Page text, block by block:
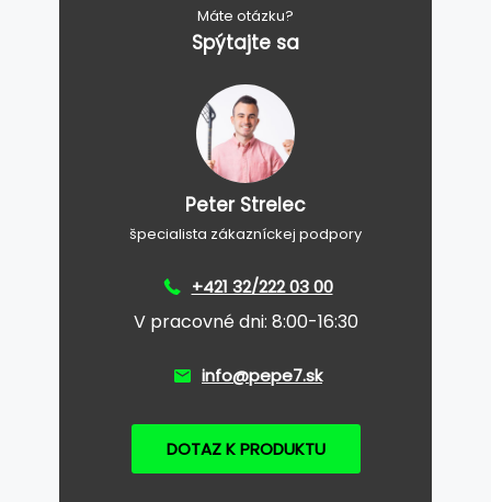
Máte otázku?
Spýtajte sa
Peter Strelec
špecialista zákazníckej podpory
+421 32/222 03 00
V pracovné dni: 8:00-16:30
info@pepe7.sk
DOTAZ K PRODUKTU